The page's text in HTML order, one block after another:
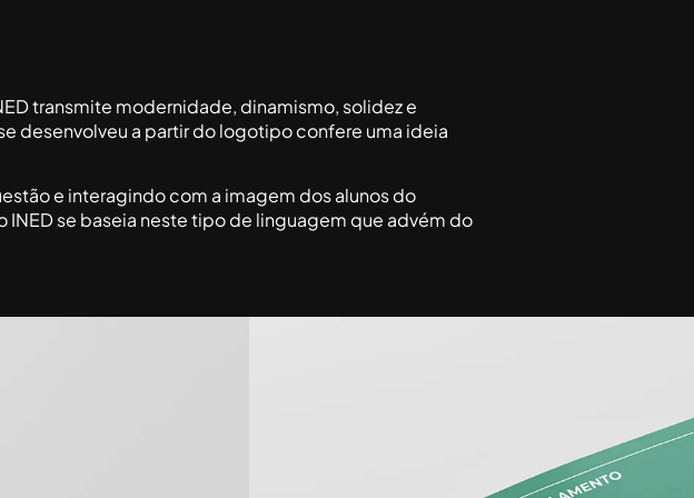
transmite modernidade, dinamismo, solidez e
desenvolveu a partir do logotipo confere uma ideia
e interagindo com a imagem dos alunos do
se baseia neste tipo de linguagem que advém do